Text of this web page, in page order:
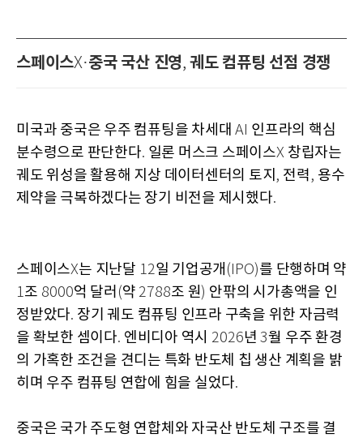
스페이스X·중국 국산 진영, 궤도 컴퓨팅 선점 경쟁
미국과 중국은 우주 컴퓨팅을 차세대 AI 인프라의 핵심
분수령으로 판단한다. 일론 머스크 스페이스X 창립자는
궤도 위성을 활용해 지상 데이터센터의 토지 , 전력, 용수
제약을 극복하겠다는 장기 비전을 제시했다.
스페이스X는 지난달 12일 기업공개 (IPO)를 단행하며 약
1조 8000억 달러 (약 2788조 원) 안팎의 시가총액을 인
정받았다. 장기 궤도 컴퓨팅 인프라 구축을 위한 자금력
을 확보한 셈이다. 엔비디아 역시 2026년3월 우주 환경
의 가혹한 조건을 견디는 특화 반도체 칩 생산 계획을 밝
히며 우주 컴퓨팅 연합에 힘을 실었다.
중국은 국가 주도형 연합체와 자국산 반도체 구조를 결